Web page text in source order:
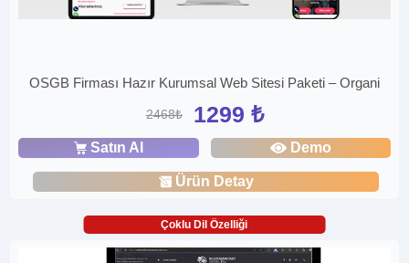
OSGB Firması Hazır Kurumsal Web Sitesi Paketi – Organi
2468₺ 1299 ₺
Satın Al Demo
Ürün Detay
Çoklu Dil Özelliği